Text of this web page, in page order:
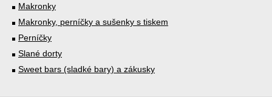
Makronky
Makronky, perníčky a sušenky s tiskem
Perníčky
Slané dorty
Sweet bars (sladké bary) a zákusky